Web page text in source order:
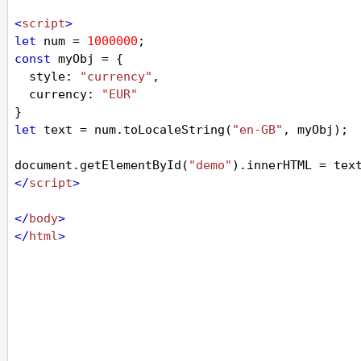
<script>
let
num = 1000000 ;
const myObj = {
style: "currency" ,
currency:
"EUR"
}
let
text = num. toLocaleString ( "en-GB" , myObj );
document . getElementById ( "demo" ). innerHTML =
</script>
</body>
</html>